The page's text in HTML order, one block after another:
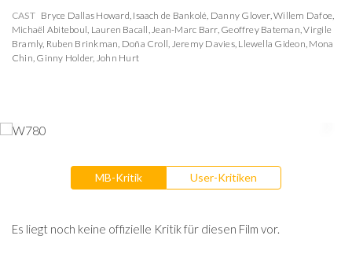
CAST Bryce Dallas Howard, Isaach de Bankolé, Danny Glover,Willem Dafoe,
Michaël Abiteboul, Lauren Bacall,Jean-Marc Barr, Geoffrey Bateman,Virgile
Bramly, Ruben Brinkman, Doña Croll, Jeremy Davies, Llewella Gideon, Mona
Chin, Ginny Holder, John Hurt
MB-Kritik User-Kritiken
Es liegt noch keine offizielle Kritik für diesen Film vor.